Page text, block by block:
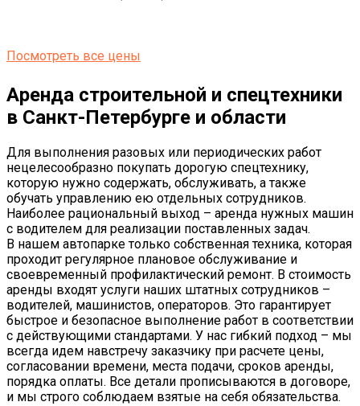
Посмотреть все цены
Аренда строительной и спецтехники
в Санкт-Петербурге и области
Для выполнения разовых или периодических работ
нецелесообразно покупать дорогую спецтехнику,
которую нужно содержать, обслуживать, а также
обучать управлению ею отдельных сотрудников.
Наиболее рациональный выход – аренда нужных машин
с водителем для реализации поставленных задач.
В нашем автопарке только собственная техника, которая
проходит регулярное плановое обслуживание и
своевременный профилактический ремонт. В стоимость
аренды входят услуги наших штатных сотрудников –
водителей, машинистов, операторов. Это гарантирует
быстрое и безопасное выполнение работ в соответствии
с действующими стандартами. У нас гибкий подход – мы
всегда идем навстречу заказчику при расчете цены,
согласовании времени, места подачи, сроков аренды,
порядка оплаты. Все детали прописываются в договоре,
и мы строго соблюдаем взятые на себя обязательства.